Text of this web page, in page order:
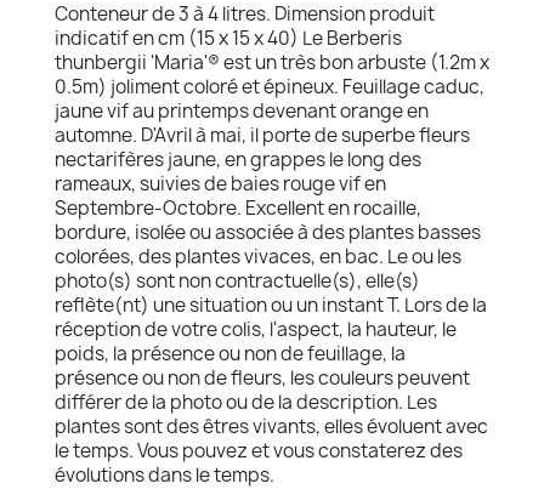
Conteneur de 3 à 4 litres. Dimension produit
indicatif en cm (15 x 15 x 40) Le Berberis
thunbergii 'Maria'® est un très bon arbuste (1.2m x
0.5m) joliment coloré et épineux. Feuillage caduc,
jaune vif au printemps devenant orange en
automne. D'Avril à mai, il porte de superbe fleurs
nectarifères jaune, en grappes le long des
rameaux, suivies de baies rouge vif en
Septembre-Octobre. Excellent en rocaille,
bordure, isolée ou associée à des plantes basses
colorées, des plantes vivaces, en bac. Le ou les
photo(s) sont non contractuelle(s), elle(s)
reflète(nt) une situation ou un instant T. Lors de la
réception de votre colis, l'aspect, la hauteur, le
poids, la présence ou non de feuillage, la
présence ou non de fleurs, les couleurs peuvent
différer de la photo ou de la description. Les
plantes sont des êtres vivants, elles évoluent avec
le temps. Vous pouvez et vous constaterez des
évolutions dans le temps.